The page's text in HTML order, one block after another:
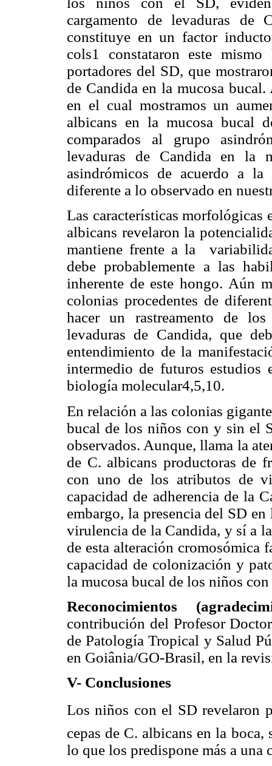
cargamento de levaduras
constituye en un factor
cols1 constataron este
portadores del SD, que
de Candida en la mucosa
en el cual mostramos un
albicans en la mucosa bucal
comparados al grupo
levaduras de Candida en la
asindrómicos de acuerdo a
diferente a lo observado en
Las características morfológicas
albicans revelaron la
mantiene frente a la
debe probablemente a las
inherente de este hongo. Aún
colonias procedentes de
hacer un rastreamento de
levaduras de Candida, que
entendimiento de la
intermedio de futuros estudios
biología molecular4,5,10.
En relación a las colonias
bucal de los niños con y sin el
observados. Aunque, llama la
de C. albicans productoras de
con uno de los atributos de
capacidad de adherencia de la
embargo, la presencia del SD
virulencia de la Candida, y sí a
de esta alteración cromosómica
capacidad de colonización y
la mucosa bucal de los niños
Reconocimientos
contribución del Profesor
de Patología Tropical y Salud
en Goiânia/GO-Brasil, en la
V- Conclusiones
Los niños con el SD revelaron
cepas de C. albicans en la
lo que los predispone más a una